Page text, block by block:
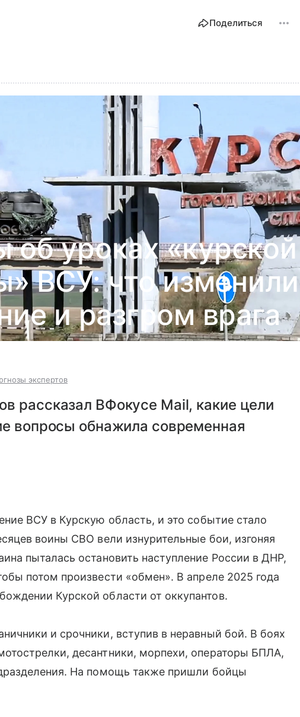
Поделиться
об уроках «курской
ВСУ: что изменили
и разгром врага
экспертов
рассказал ВФокусе Mail, какие цели
вопросы обнажила современная
ВСУ в Курскую область, и это событие стало
воины СВО вели изнурительные бои, изгоняя
пыталась остановить наступление России в ДНР,
потом произвести «обмен». В апреле 2025 года
Курской области от оккупантов.
и срочники, вступив в неравный бой. В боях
десантники, морпехи, операторы БПЛА,
На помощь также пришли бойцы